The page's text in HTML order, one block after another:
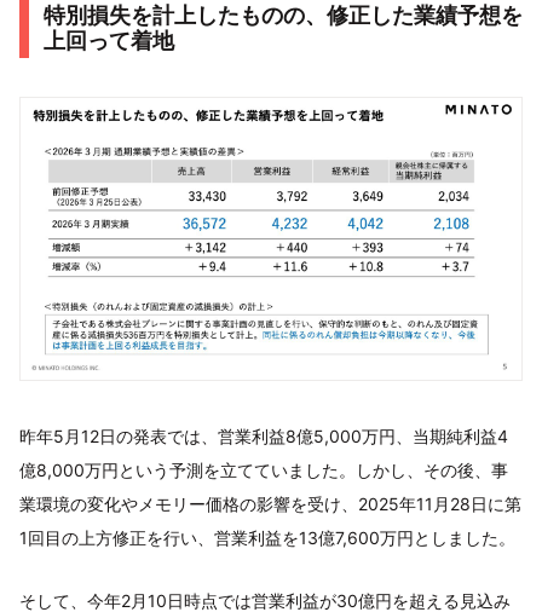
特別損失を計上したものの、修正した業績予想を
上回って着地
昨年5月12日の発表では、営業利益8億5,000万円、当期純利益4
億8,000万円という予測を立てていました。しかし、その後、事
業環境の変化やメモリー価格の影響を受け、2025年11月28日に第
1回目の上方修正を行い、営業利益を13億7,600万円としました。
そして、今年2月10日時点では営業利益が30億円を超える見込み